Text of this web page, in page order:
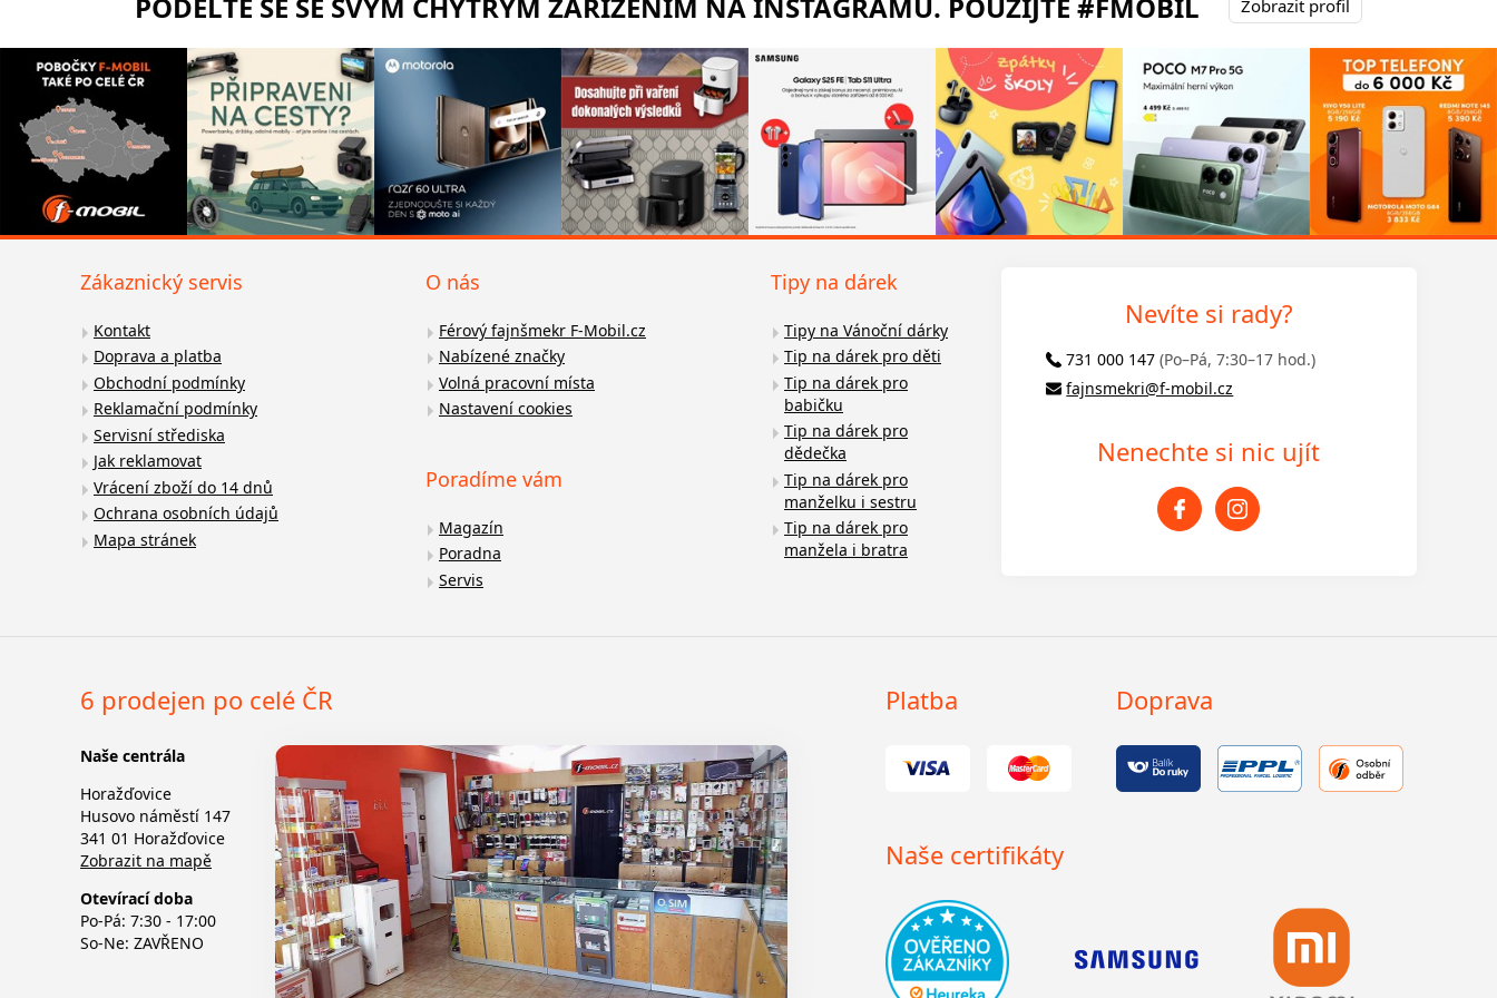
Zobrazit profil
Zákaznický servis
Kontakt
Doprava a platba
Obchodní podmínky
Reklamační podmínky
Servisní střediska
Jak reklamovat
Vrácení zboží do 14 dnů
Ochrana osobních údajů
Mapa stránek
O nás
Férový fajnšmekr F-Mobil.cz
Nabízené značky
Volná pracovní místa
Nastavení cookies
Poradíme vám
Magazín
Poradna
Servis
Tipy na dárek
Tipy na Vánoční dárky
Tip na dárek pro děti
Tip na dárek pro
babičku
Tip na dárek pro
dědečka
Tip na dárek pro
manželku i sestru
Tip na dárek pro
manžela i bratra
Nevíte si rady?
731 000 147 (Po–Pá, 7:30–17 hod.)
fajnsmekri@f-mobil.cz
Nenechte si nic ujít
6 prodejen po celé ČR
Naše centrála
Horažďovice
Husovo náměstí 147
341 01 Horažďovice
Zobrazit na mapě
Otevírací doba
Po-Pá: 7:30 - 17:00
So-Ne: ZAVŘENO
Platba Doprava
Naše certifikáty